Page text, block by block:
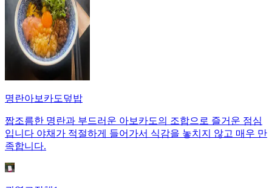
명란아보카도덮밥
짭조름한 명란과 부드러운 아보카도의 조합으로 즐거운 점심
입니다 야채가 적절하게 들어가서 식감을 놓치지 않고 매우 만
족합니다.